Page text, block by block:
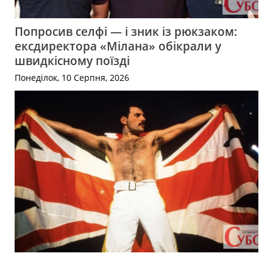
Попросив селфі — і зник із рюкзаком:
ексдиректора «Мілана» обікрали у
швидкісному поїзді
Понеділок, 10 Серпня, 2026